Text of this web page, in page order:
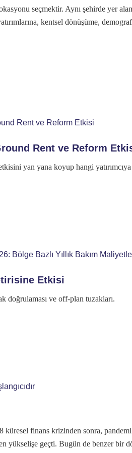
seçmektir. Aynı şehirde yer
kentsel dönüşüme,
Rent ve Reform
yan yana koyup hangi
Etkisi
doğrulaması ve off-plan tuzakları.
küresel finans krizinden sonra,
yükselişe geçti. Bugün de benzer bir